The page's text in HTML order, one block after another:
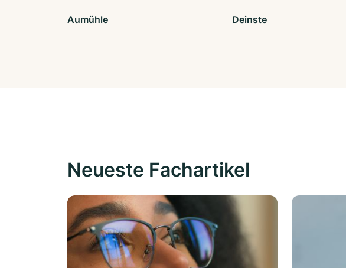
Aumühle Deinste
Neueste Fachartikel